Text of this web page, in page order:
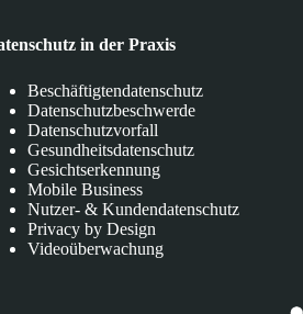
in der Praxis
Beschäftigtendatenschutz
Datenschutzbeschwerde
Datenschutzvorfall
Gesundheitsdatenschutz
Gesichtserkennung
Mobile Business
Nutzer- & Kundendatenschutz
Privacy by Design
Videoüberwachung